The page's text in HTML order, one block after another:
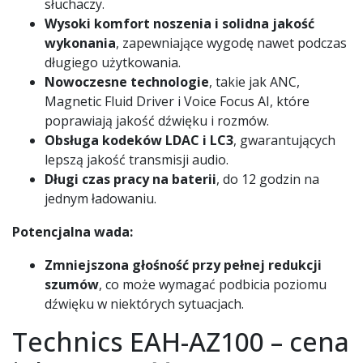
słuchaczy.
Wysoki komfort noszenia i solidna jakość
wykonania, zapewniające wygodę nawet podczas
długiego użytkowania.
Nowoczesne technologie, takie jak ANC,
Magnetic Fluid Driver i Voice Focus AI, które
poprawiają jakość dźwięku i rozmów.
Obsługa kodeków LDAC i LC3, gwarantujących
lepszą jakość transmisji audio.
Długi czas pracy na baterii, do 12 godzin na
jednym ładowaniu.
Potencjalna wada:
Zmniejszona głośność przy pełnej redukcji
szumów, co może wymagać podbicia poziomu
dźwięku w niektórych sytuacjach.
Technics EAH-AZ100 – cena